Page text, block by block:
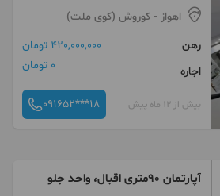
اهواز - کوروش (کوی ملت)
رهن
420,000,000 تومان
اجاره
0 تومان
بیش از 12 ماه پیش 091652***18
آپارتمان ۹۰متری اقبال، واحد جلو